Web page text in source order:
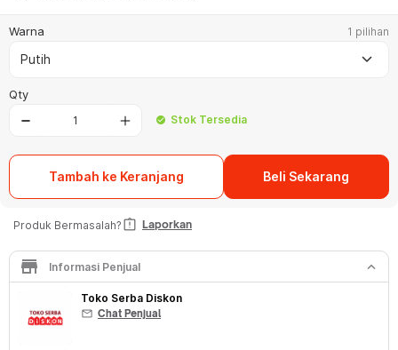
Warna 1 pilihan
Putih keyboard_arrow_down
Qty
check_circle Stok Tersedia
Tambah ke Keranjang Beli Sekarang
Produk Bermasalah? assignment_late Laporkan
store Informasi Penjual keyboard_arrow_down
Toko Serba Diskon
mail Chat Penjual